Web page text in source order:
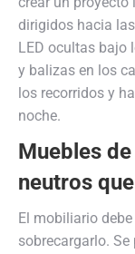
dirigidos hacia
LED ocultas bajo
y balizas en los
los recorridos y
noche.
Muebles
neutros
El mobiliario
sobrecargarlo.